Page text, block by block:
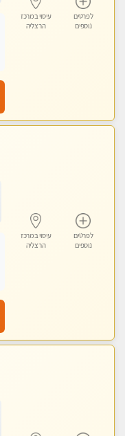
לפרטים
נוספים
עיסוי במרכז
הרצליה
לפרטים
נוספים
עיסוי במרכז
הרצליה